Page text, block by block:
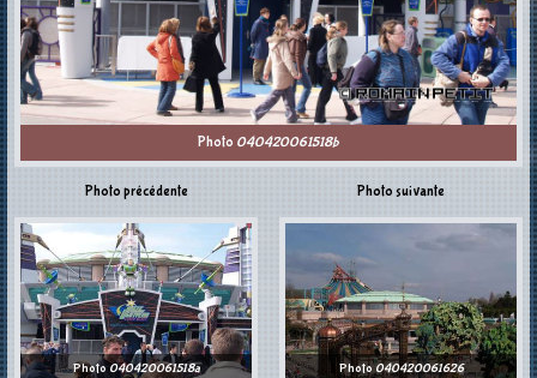
Photo 040420061518b
Photo précédente
Photo 040420061518a
Photo suivante
Photo 040420061626